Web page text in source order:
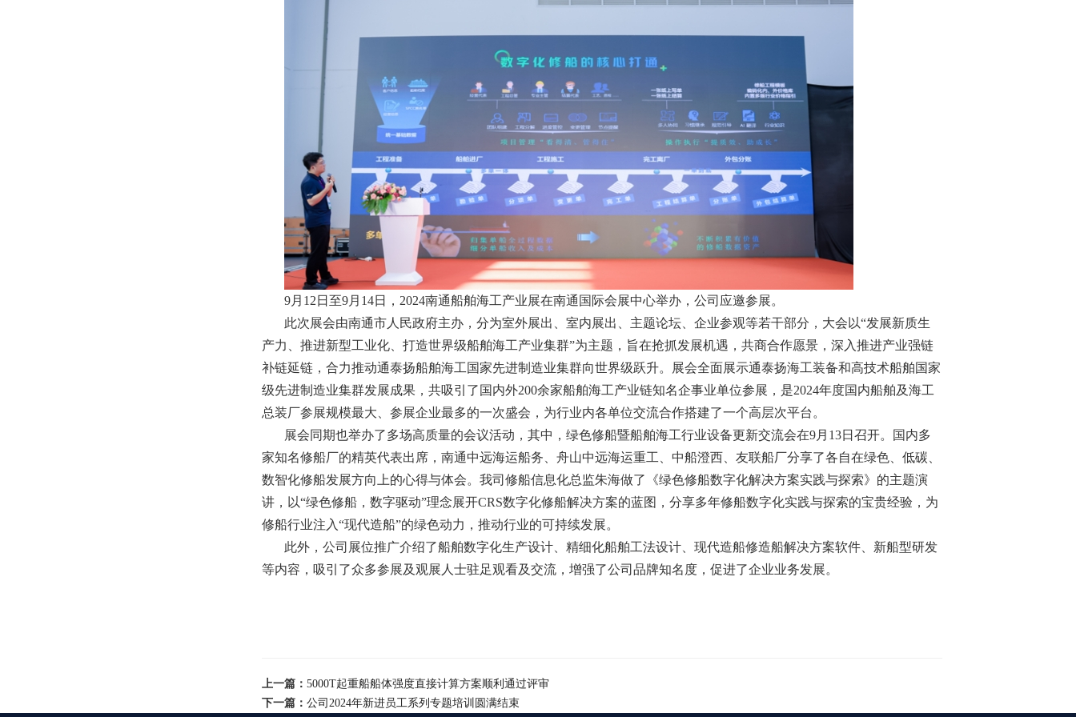
9月12日至9月14日，2024南通船舶海工产业展在南通国际会展中心举办，公司应邀参展。
此次展会由南通市人民政府主办，分为室外展出、室内展出、主题论坛、企业参观等若干部分，大会以“发展新质生
产力、推进新型工业化、打造世界级船舶海工产业集群”为主题，旨在抢抓发展机遇，共商合作愿景，深入推进产业强链
补链延链，合力推动通泰扬船舶海工国家先进制造业集群向世界级跃升。展会全面展示通泰扬海工装备和高技术船舶国家
级先进制造业集群发展成果，共吸引了国内外200余家船舶海工产业链知名企事业单位参展，是2024年度国内船舶及海工
总装厂参展规模最大、参展企业最多的一次盛会，为行业内各单位交流合作搭建了一个高层次平台。
展会同期也举办了多场高质量的会议活动，其中，绿色修船暨船舶海工行业设备更新交流会在9月13日召开。国内多
家知名修船厂的精英代表出席，南通中远海运船务、舟山中远海运重工、中船澄西、友联船厂分享了各自在绿色、低碳、
数智化修船发展方向上的心得与体会。我司修船信息化总监朱海做了《绿色修船数字化解决方案实践与探索》的主题演
讲，以“绿色修船，数字驱动”理念展开CRS数字化修船解决方案的蓝图，分享多年修船数字化实践与探索的宝贵经验，为
修船行业注入“现代造船”的绿色动力，推动行业的可持续发展。
此外，公司展位推广介绍了船舶数字化生产设计、精细化船舶工法设计、现代造船修造船解决方案软件、新船型研发
等内容，吸引了众多参展及观展人士驻足观看及交流，增强了公司品牌知名度，促进了企业业务发展。
上一篇： 5000T起重船船体强度直接计算方案顺利通过评审
下一篇： 公司2024年新进员工系列专题培训圆满结束